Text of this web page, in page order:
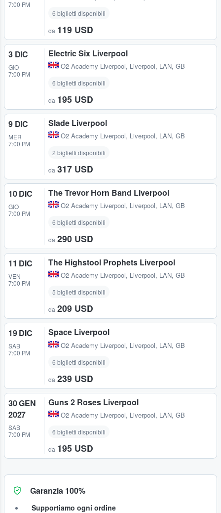
7:00 PM
6 biglietti disponibili
da 119 USD
3 DIC
GIO
7:00 PM
Electric Six Liverpool
O2 Academy Liverpool, Liverpool, LAN, GB
6 biglietti disponibili
da 195 USD
9 DIC
MER
7:00 PM
Slade Liverpool
O2 Academy Liverpool, Liverpool, LAN, GB
2 biglietti disponibili
da 317 USD
10 DIC
GIO
7:00 PM
The Trevor Horn Band Liverpool
O2 Academy Liverpool, Liverpool, LAN, GB
6 biglietti disponibili
da 290 USD
11 DIC
VEN
7:00 PM
The Highstool Prophets Liverpool
O2 Academy Liverpool, Liverpool, LAN, GB
5 biglietti disponibili
da 209 USD
19 DIC
SAB
7:00 PM
Space Liverpool
O2 Academy Liverpool, Liverpool, LAN, GB
6 biglietti disponibili
da 239 USD
30 GEN
2027
SAB
7:00 PM
Guns 2 Roses Liverpool
O2 Academy Liverpool, Liverpool, LAN, GB
6 biglietti disponibili
da 195 USD
Garanzia 100%
Supportiamo ogni ordine